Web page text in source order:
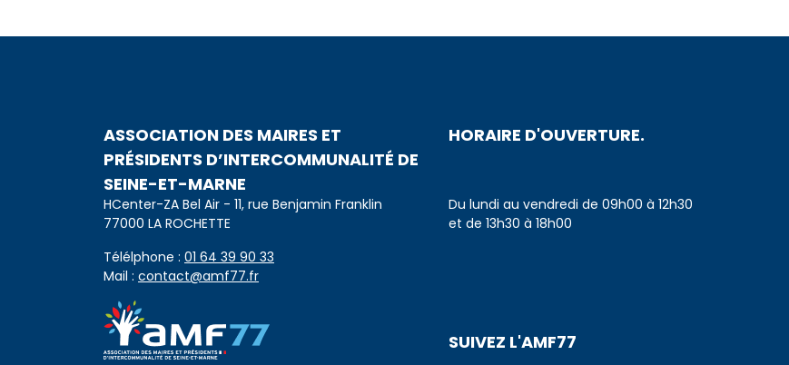
ASSOCIATION DES MAIRES ET
PRÉSIDENTS D’INTERCOMMUNALITÉ DE
SEINE-ET-MARNE
HCenter-ZA Bel Air - 11, rue Benjamin Franklin
77000 LA ROCHETTE
Télélphone : 01 64 39 90 33
Mail : contact@amf77.fr
HORAIRE D'OUVERTURE.
Du lundi au vendredi de 09h00 à 12h30
et de 13h30 à 18h00
SUIVEZ L'AMF77